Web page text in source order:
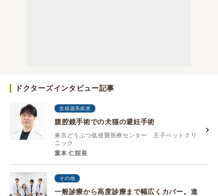
ドクターズインタビュー記事
生殖器系疾患
腹腔鏡手術での犬猫の避妊手術
東京どうぶつ低侵襲医療センター 王子ペットクリ
ニック
重本 仁院長
その他
一般診療から高度診療まで幅広くカバー。進